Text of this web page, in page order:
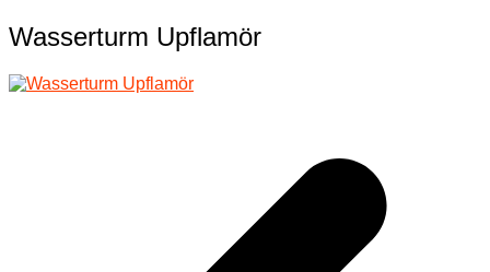
Wasserturm Upflamör